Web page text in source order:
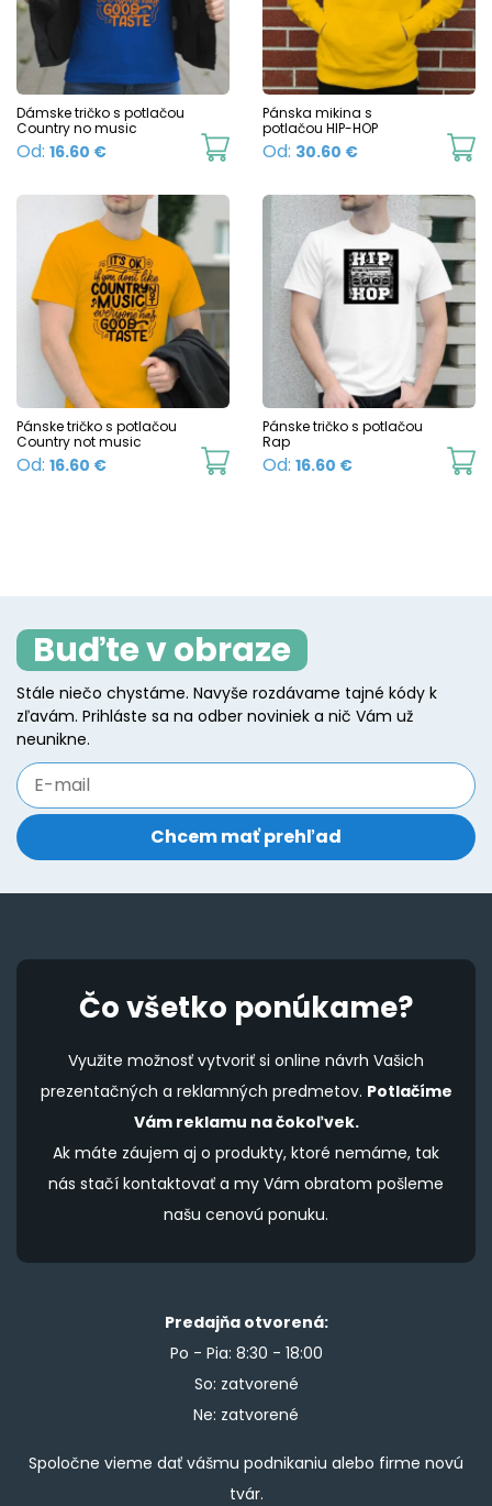
options
may
chosen
on
product
page
Dámske tričko s potlačou
Country no music
Od: 16.60 €
This
multiple
variants.
options
may
be
chosen
on
Pánska mikina s
potlačou HIP-HOP
Od: 30.60 €
Pánske tričko s potlačou
Country not music
Od: 16.60 €
This
options
may
be
on
product
page
Pánske tričko s potlačou
Rap
Od: 16.60 €
Buďte v obraze
Stále niečo chystáme. Navyše rozdávame tajné kódy k
zľavám. Prihláste sa na odber noviniek a nič Vám už
neunikne.
Čo všetko ponúkame?
Využite možnosť vytvoriť si online návrh Vašich
prezentačných a reklamných predmetov. Potlačíme
Vám reklamu na čokoľvek.
Ak máte záujem aj o produkty, ktoré nemáme, tak
nás stačí kontaktovať a my Vám obratom pošleme
našu cenovú ponuku.
Predajňa otvorená:
Po - Pia: 8:30 - 18:00
So: zatvorené
Ne: zatvorené
Spoločne vieme dať vášmu podnikaniu alebo firme novú
tvár.